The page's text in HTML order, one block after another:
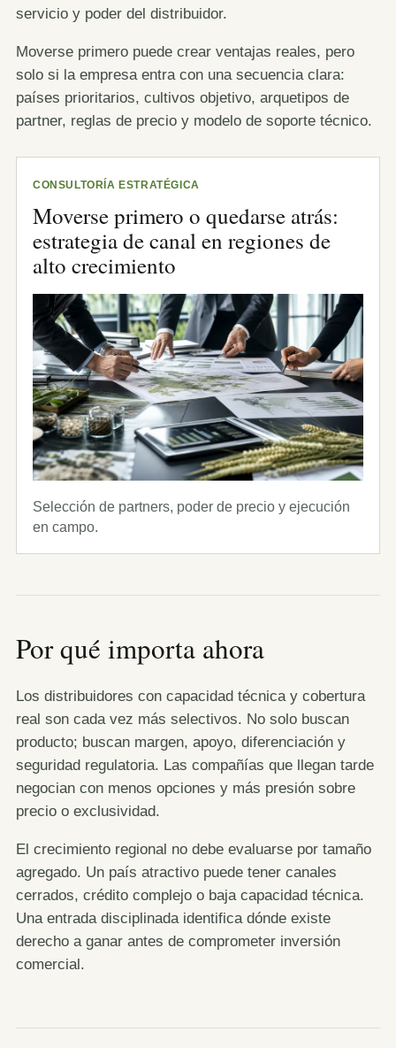
servicio y poder del distribuidor.
Moverse primero puede crear ventajas reales, pero
solo si la empresa entra con una secuencia clara:
países prioritarios, cultivos objetivo, arquetipos de
partner, reglas de precio y modelo de soporte técnico.
CONSULTORÍA ESTRATÉGICA
Moverse primero o quedarse atrás:
estrategia de canal en regiones de
alto crecimiento
Selección de partners, poder de precio y ejecución
en campo.
Por qué importa ahora
Los distribuidores con capacidad técnica y cobertura
real son cada vez más selectivos. No solo buscan
producto; buscan margen, apoyo, diferenciación y
seguridad regulatoria. Las compañías que llegan tarde
negocian con menos opciones y más presión sobre
precio o exclusividad.
El crecimiento regional no debe evaluarse por tamaño
agregado. Un país atractivo puede tener canales
cerrados, crédito complejo o baja capacidad técnica.
Una entrada disciplinada identifica dónde existe
derecho a ganar antes de comprometer inversión
comercial.